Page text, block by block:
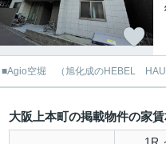
■Agio空堀 （旭化成のHEBEL
大阪上本町の掲載物件の家